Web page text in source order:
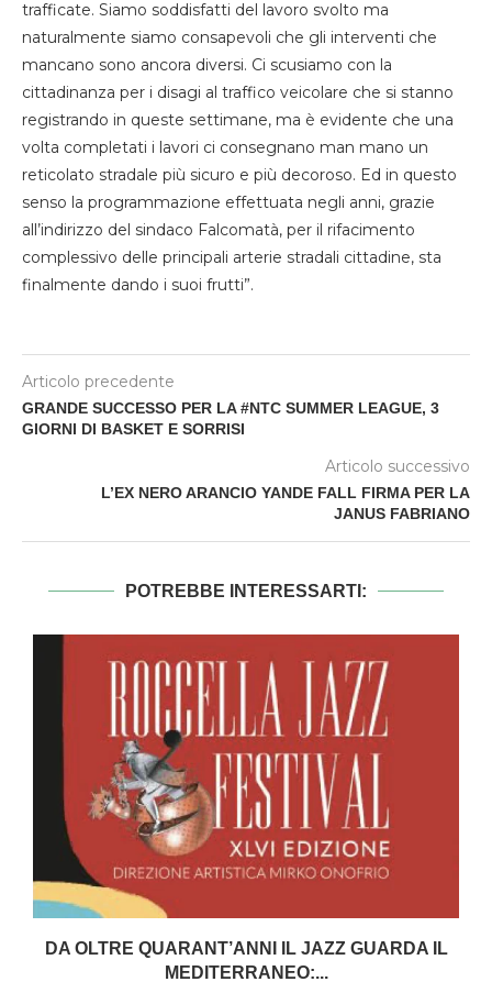
trafficate. Siamo soddisfatti del lavoro svolto ma
naturalmente siamo consapevoli che gli interventi che
mancano sono ancora diversi. Ci scusiamo con la
cittadinanza per i disagi al traffico veicolare che si stanno
registrando in queste settimane, ma è evidente che una
volta completati i lavori ci consegnano man mano un
reticolato stradale più sicuro e più decoroso. Ed in questo
senso la programmazione effettuata negli anni, grazie
all’indirizzo del sindaco Falcomatà, per il rifacimento
complessivo delle principali arterie stradali cittadine, sta
finalmente dando i suoi frutti”.
Articolo precedente
GRANDE SUCCESSO PER LA #NTC SUMMER LEAGUE, 3
GIORNI DI BASKET E SORRISI
Articolo successivo
L’EX NERO ARANCIO YANDE FALL FIRMA PER LA
JANUS FABRIANO
POTREBBE INTERESSARTI:
DA OLTRE QUARANT’ANNI IL JAZZ GUARDA IL
MEDITERRANEO:...